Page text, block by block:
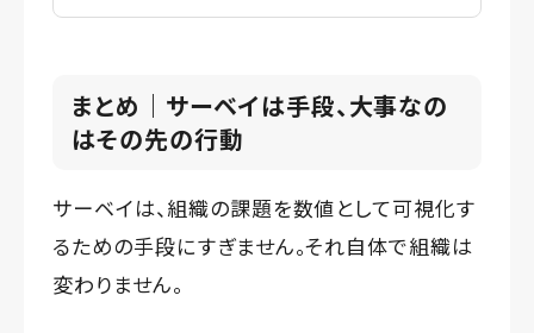
まとめ｜サーベイは手段、大事なの
はその先の行動
サーベイは、組織の課題を数値として可視化す
るための手段にすぎません。それ自体で組織は
変わりません。